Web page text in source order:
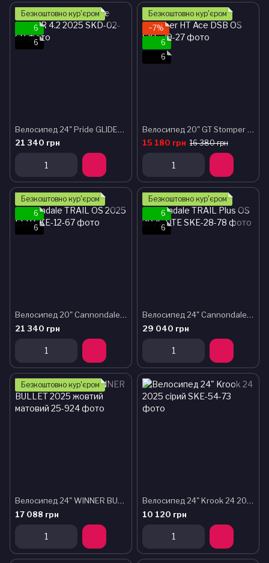
Безкоштовно кур'єром
6
6
Велосипед 24" Pride GLIDER 4.2 2025
21 340 грн
Безкоштовно кур'єром
−7%
6
6
Велосипед 20" GT Stomper HT Ace DSB OS
15 180 грн 16 380 грн
Безкоштовно кур'єром
6
6
Велосипед 20" Cannondale TRAIL OS 2025 ELB
21 340 грн
Безкоштовно кур'єром
6
6
Велосипед 24" Cannondale TRAIL Plus OS 2025 DTE
29 040 грн
Безкоштовно кур'єром
Велосипед 24" WINNER BULLET 2025 жовтий матовий
17 088 грн
Велосипед 24" Krook 24 2025 сірий
10 120 грн